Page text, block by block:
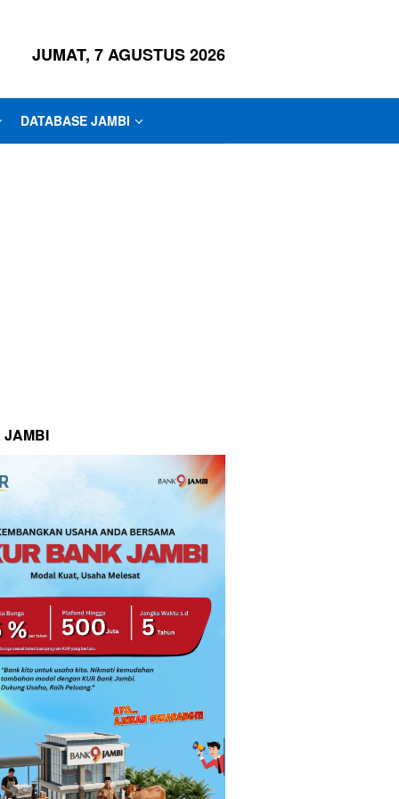
JUMAT, 7 AGUSTUS 2026
DATABASE JAMBI